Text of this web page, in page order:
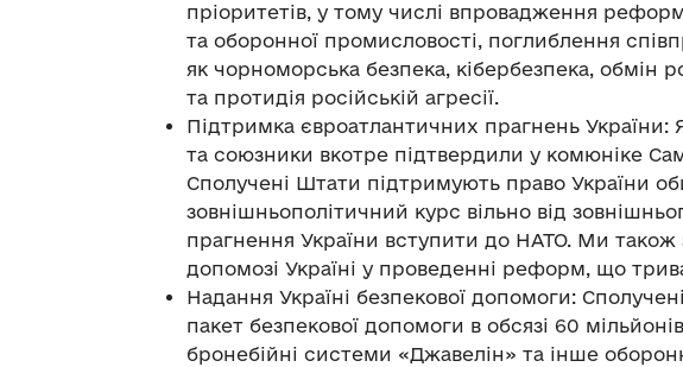
пріоритетів, у тому числі впровадження
та оборонної промисловості, поглиблення
як чорноморська безпека, кібербезпека, обмін
та протидія російській агресії.
Підтримка євроатлантичних прагнень України:
та союзники вкотре підтвердили у комюніке
Сполучені Штати підтримують право України
зовнішньополітичний курс вільно від
прагнення України вступити до НАТО. Ми
допомозі Україні у проведенні реформ, що
Надання Україні безпекової допомоги:
пакет безпекової допомоги в обсязі 60
бронебійні системи «Джавелін» та інше